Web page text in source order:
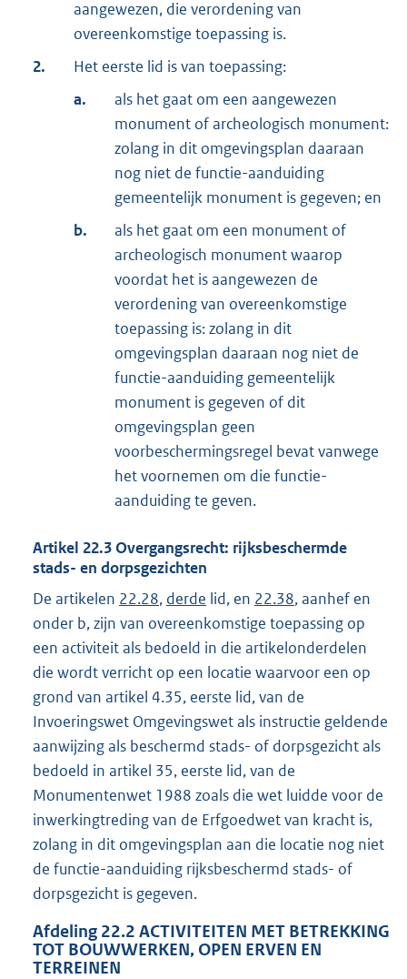
aangewezen, die verordening van
overeenkomstige toepassing is.
2.
Het eerste lid is van toepassing:
a.
als het gaat om een aangewezen
monument of archeologisch monument:
zolang in dit omgevingsplan daaraan
nog niet de functie-aanduiding
gemeentelijk monument is gegeven; en
b.
als het gaat om een monument of
archeologisch monument waarop
voordat het is aangewezen de
verordening van overeenkomstige
toepassing is: zolang in dit
omgevingsplan daaraan nog niet de
functie-aanduiding gemeentelijk
monument is gegeven of dit
omgevingsplan geen
voorbeschermingsregel bevat vanwege
het voornemen om die functie-
aanduiding te geven.
Artikel 22.3Overgangsrecht: rijksbeschermde
stads- en dorpsgezichten
De artikelen 22.28, derde lid, en 22.38, aanhef en
onder b, zijn van overeenkomstige toepassing op
een activiteit als bedoeld in die artikelonderdelen
die wordt verricht op een locatie waarvoor een op
grond van artikel 4.35, eerste lid, van de
Invoeringswet Omgevingswet als instructie geldende
aanwijzing als beschermd stads- of dorpsgezicht als
bedoeld in artikel 35, eerste lid, van de
Monumentenwet 1988 zoals die wet luidde voor de
inwerkingtreding van de Erfgoedwet van kracht is,
zolang in dit omgevingsplan aan die locatie nog niet
de functie-aanduiding rijksbeschermd stads- of
dorpsgezicht is gegeven.
Afdeling 22.2 ACTIVITEITEN MET BETREKKING
TOT BOUWWERKEN, OPEN ERVEN EN
TERREINEN